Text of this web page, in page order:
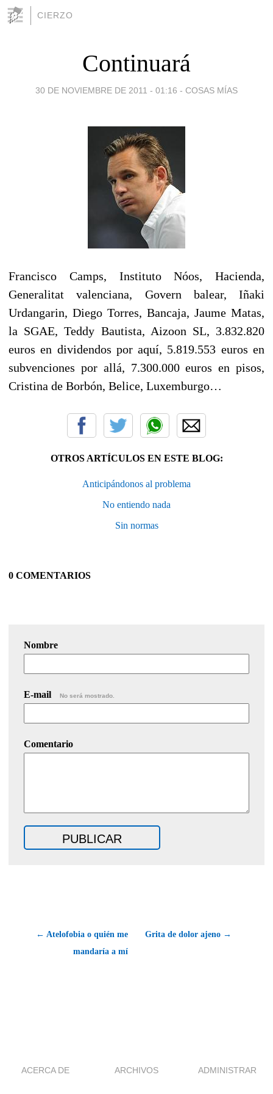
CIERZO
Continuará
30 DE NOVIEMBRE DE 2011 - 01:16 - COSAS MÍAS
Francisco Camps, Instituto Nóos, Hacienda,
Generalitat valenciana, Govern balear, Iñaki
Urdangarin, Diego Torres, Bancaja, Jaume Matas,
la SGAE, Teddy Bautista, Aizoon SL, 3.832.820
euros en dividendos por aquí, 5.819.553 euros en
subvenciones por allá, 7.300.000 euros en pisos,
Cristina de Borbón, Belice, Luxemburgo…
OTROS ARTÍCULOS EN ESTE BLOG:
Anticipándonos al problema
No entiendo nada
Sin normas
0 COMENTARIOS
Nombre
E-mail No será mostrado.
Comentario
← Atelofobia o quién me
mandaría a mí
Grita de dolor ajeno →
ACERCA DE ARCHIVOS ADMINISTRAR